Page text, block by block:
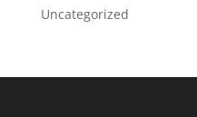
Uncategorized